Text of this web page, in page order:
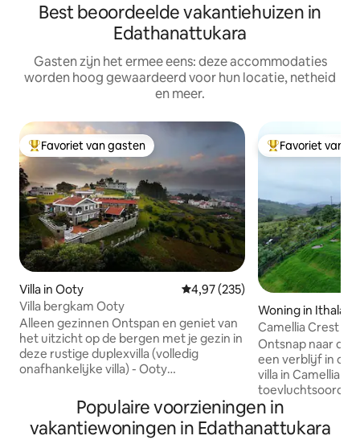
Best beoordeelde vakantiehuizen in
Edathanattukara
Gasten zijn het ermee eens: deze accommodaties
worden hoog gewaardeerd voor hun locatie, netheid
en meer.
Topfavoriet van gasten
Favoriet van gasten
Villa in Ooty Gemiddelde beoordeling van
4,97 (235)
Villa bergkam Ooty
Alleen gezinnen Ontspan en geniet van
het uitzicht op de bergen met je gezin in
deze rustige duplexvilla (volledig
onafhankelijke villa) - Ooty
toeristische plaatsen binnen een straal
van 2 tot 4 km Keuken heeft
voorzieningen om thee koffie noedels
Topfavoriet van
Favoriet van
Woning in Ithalar
Camellia Crest in
Ontsnap naar de
een verblijf in
villa in Camellia
toevluchtsoord
een
vallei, perfect
die op zoek zijn
Populaire voorzieningen in
vakantiewoningen in Edathanattukara